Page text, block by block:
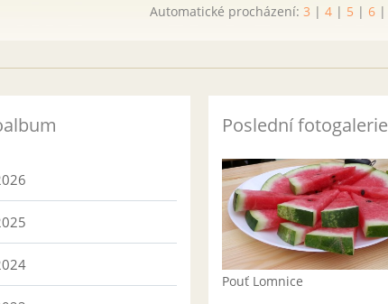
Automatické procházení: 3 | 4 | 5 | 6 |
Poslední fotogalerie
Pouť Lomnice